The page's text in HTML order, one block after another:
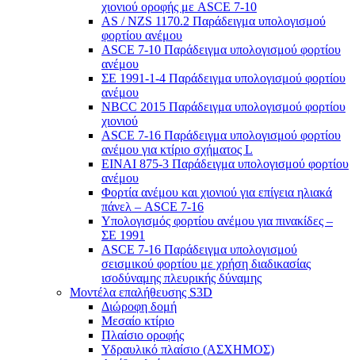
χιονιού οροφής με ASCE 7-10
AS / NZS 1170.2 Παράδειγμα υπολογισμού
φορτίου ανέμου
ASCE 7-10 Παράδειγμα υπολογισμού φορτίου
ανέμου
ΣΕ 1991-1-4 Παράδειγμα υπολογισμού φορτίου
ανέμου
NBCC 2015 Παράδειγμα υπολογισμού φορτίου
χιονιού
ASCE 7-16 Παράδειγμα υπολογισμού φορτίου
ανέμου για κτίριο σχήματος L
ΕΙΝΑΙ 875-3 Παράδειγμα υπολογισμού φορτίου
ανέμου
Φορτία ανέμου και χιονιού για επίγεια ηλιακά
πάνελ – ASCE 7-16
Υπολογισμός φορτίου ανέμου για πινακίδες –
ΣΕ 1991
ASCE 7-16 Παράδειγμα υπολογισμού
σεισμικού φορτίου με χρήση διαδικασίας
ισοδύναμης πλευρικής δύναμης
Μοντέλα επαλήθευσης S3D
Διώροφη δομή
Μεσαίο κτίριο
Πλαίσιο οροφής
Υδραυλικό πλαίσιο (ΑΣΧΗΜΟΣ)